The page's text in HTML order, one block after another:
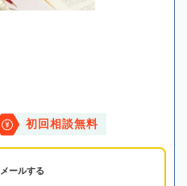
初回相談無料
メールする